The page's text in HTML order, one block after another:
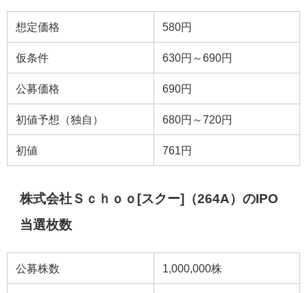
想定価格 580円
仮条件 630円～690円
公募価格 690円
初値予想（独自） 680円～720円
初値 761円
株式会社Ｓｃｈｏｏ[スクー]（264A）のIPO
当選枚数
公募株数 1,000,000株